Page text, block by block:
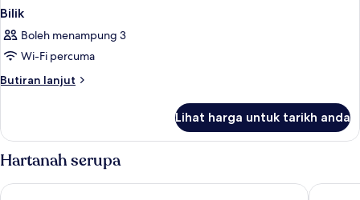
Bilik
Boleh menampung 3
Wi-Fi percuma
Butiran lanjut
Butiran
Lihat harga untuk tarikh anda
Hartanah serupa
RS Hotel Desa Cemerlang Johor Jaya The